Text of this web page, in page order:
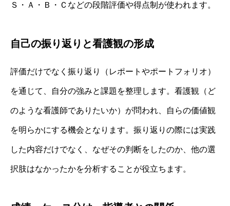
Ｓ・Ａ・Ｂ・Ｃなどの段階評価や得点制が使われます。
自己の振り返りと看護観の形成
評価だけでなく振り返り（レポートやポートフォリオ）
を通じて、自分の強みと課題を整理します。看護観（ど
のような看護師でありたいか）が問われ、自らの価値観
を明らかにする機会となります。振り返りの際には実践
した内容だけでなく、なぜその判断をしたのか、他の選
択肢はなかったかを分析することが役立ちます。